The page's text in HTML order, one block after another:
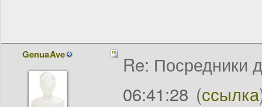
GenuaAve
Re: Посредники
06:41:28 (ссылка